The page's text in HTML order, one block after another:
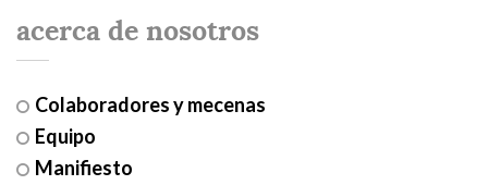
acerca de nosotros
Colaboradores y mecenas
Equipo
Manifiesto